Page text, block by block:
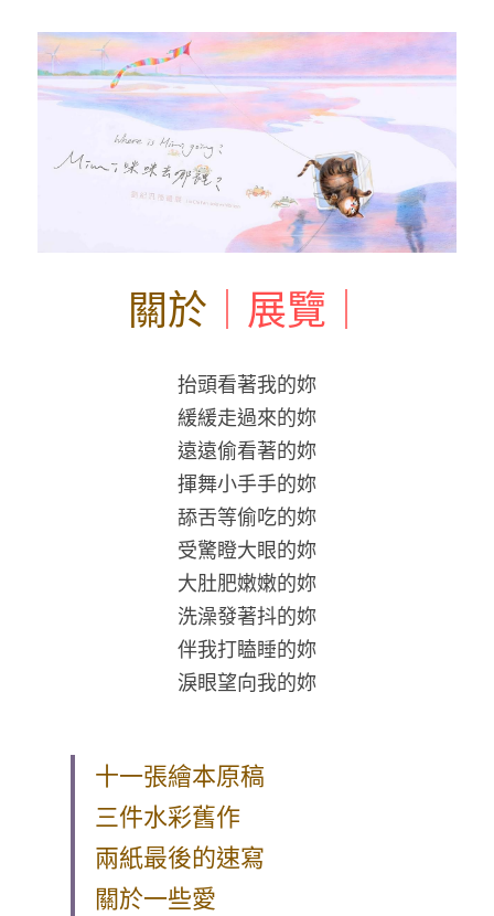
關於 ｜展覽｜
抬頭看著我的妳
緩緩走過來的妳
遠遠偷看著的妳
揮舞小手手的妳
舔舌等偷吃的妳
受驚瞪大眼的妳
大肚肥嫩嫩的妳
洗澡發著抖的妳
伴我打瞌睡的妳
淚眼望向我的妳
十一張繪本原稿
三件水彩舊作
兩紙最後的速寫
關於一些愛